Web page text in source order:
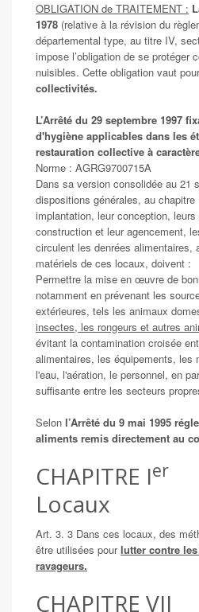
OBLIGATION de TRAITEMENT :
1978 (relative à la révision du
départemental type, au titre IV,
impose l’obligation de se protéger
nuisibles. Cette obligation vaut
collectivités.
L’Arrêté du 29 septembre 1997
d'hygiène applicables dans les
restauration collective à
Norme : AGRG9700715A
Dans sa version consolidée au 21
dispositions générales, au
implantation, leur conception,
construction et leur agencement,
circulent les denrées alimentaires,
matériels de ces locaux, doivent :
Permettre la mise en œuvre de
notamment en prévenant les
extérieures, tels les animaux
insectes, les rongeurs et autres
évitant la contamination croisée
alimentaires, les équipements, les
l'eau, l'aération, le personnel, en
suffisante entre les secteurs
Selon l’Arrêté du 9 mai 1995
aliments remis directement au
CHAPITRE Ier
Locaux
Art. 3. 3 Dans ces locaux, des
être utilisées pourlutter contre
ravageurs.
CHAPITRE VII